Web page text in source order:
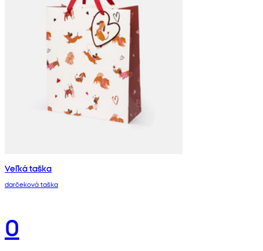
Veľká taška
darčeková taška
0